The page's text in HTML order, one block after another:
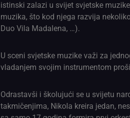
istinski zalazi u svijet svjetske
muzika, što kod njega razvija
Duo Vila Madalena, …).
U sceni svjetske muzike važi za
vladanjem svojim instrumentom
Odrastavši i školujući se u svijetu
takmičenjima, Nikola kreira jedan,